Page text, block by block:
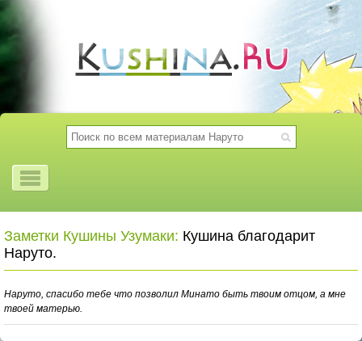
Заметки Кушины Узумаки: Кушина благодарит
Наруто.
Наруто, спасибо тебе что позволил Минато быть твоим отцом, а мне
твоей матерью.